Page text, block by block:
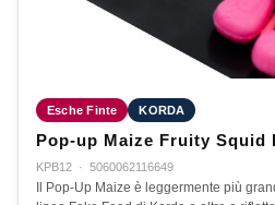
Esche Finte KORDA
Pop-up Maize Fruity Squid
KPB12 · 5060062116649
Il Pop-Up Maize è leggermente più